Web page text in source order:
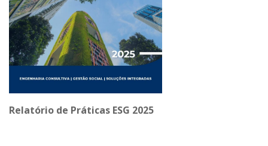
Relatório de Práticas ESG 2025